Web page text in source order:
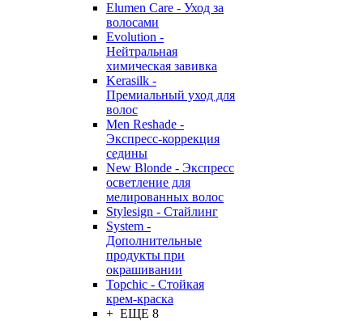
Elumen Care - Уход за
волосами
Evolution -
Нейтральная
химическая завивка
Kerasilk -
Премиальный уход для
волос
Men Reshade -
Экспресс-коррекция
седины
New Blonde - Экспресс
осветление для
мелированных волос
Stylesign - Стайлинг
System -
Дополнительные
продукты при
окрашивании
Topchic - Стойкая
крем-краска
+ ЕЩЕ 8